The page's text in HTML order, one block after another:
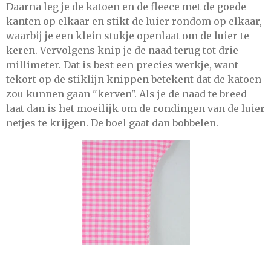
Daarna leg je de katoen en de fleece met de goede
kanten op elkaar en stikt de luier rondom op elkaar,
waarbij je een klein stukje openlaat om de luier te
keren. Vervolgens knip je de naad terug tot drie
millimeter. Dat is best een precies werkje, want
tekort op de stiklijn knippen betekent dat de katoen
zou kunnen gaan "kerven". Als je de naad te breed
laat dan is het moeilijk om de rondingen van de luier
netjes te krijgen. De boel gaat dan bobbelen.